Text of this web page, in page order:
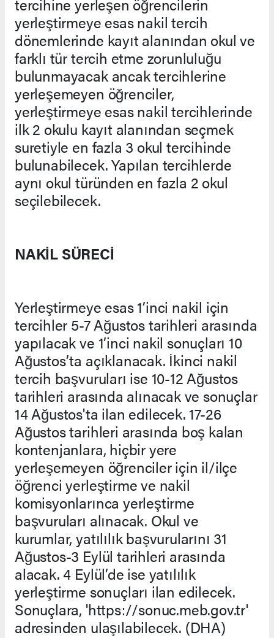
tercihine yerleşen öğrencilerin
yerleştirmeye esas nakil tercih
dönemlerinde kayıt alanından okul ve
farklı tür tercih etme zorunluluğu
bulunmayacak ancak tercihlerine
yerleşemeyen öğrenciler,
yerleştirmeye esas nakil tercihlerinde
ilk 2 okulu kayıt alanından seçmek
suretiyle en fazla 3 okul tercihinde
bulunabilecek. Yapılan tercihlerde
aynı okul türünden en fazla 2 okul
seçilebilecek.
NAKİL SÜRECİ
Yerleştirmeye esas 1’inci nakil için
tercihler 5-7 Ağustos tarihleri arasında
yapılacak ve 1’inci nakil sonuçları 10
Ağustos’ta açıklanacak. İkinci nakil
tercih başvuruları ise 10-12 Ağustos
tarihleri arasında alınacak ve sonuçlar
14 Ağustos'ta ilan edilecek. 17-26
Ağustos tarihleri arasında boş kalan
kontenjanlara, hiçbir yere
yerleşemeyen öğrenciler için il/ilçe
öğrenci yerleştirme ve nakil
komisyonlarınca yerleştirme
başvuruları alınacak. Okul ve
kurumlar, yatılılık başvurularını 31
Ağustos-3 Eylül tarihleri arasında
alacak. 4 Eylül’de ise yatılılık
yerleştirme sonuçları ilan edilecek.
Sonuçlara, 'https://sonuc.meb.gov.tr'
adresinden ulaşılabilecek. (DHA)